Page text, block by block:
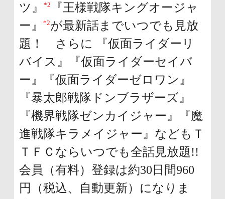
ツ』
*2
『王様戦隊キングオージャ
ー』
*2が最新話までいつでも見放
題！ さらに 『仮面ライダーリ
バイス』『仮面ライダーセイバ
ー』『仮面ライダーゼロワン』
『暴太郎戦隊ドンブラザーズ』
『機界戦隊ゼンカイジャー』『魔
進戦隊キラメイジャー』などもＴ
ＴＦＣならいつでも全話見放題!!
会員（有料）登録は約30日間960
円（税込、自動更新）になりま